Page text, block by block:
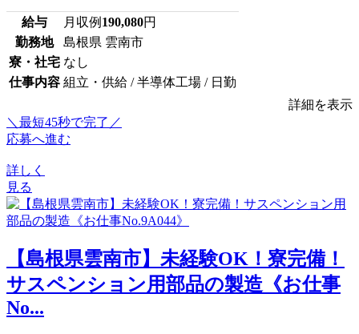
給与 月収例 190,080円
勤務地
島根県 雲南市
寮・社宅 なし
仕事内容 組立・供給 / 半導体工場 / 日勤
詳細を表示
＼最短45秒で完了／
応募へ進む
詳しく
見る
【島根県雲南市】未経験OK！寮完備！
サスペンション用部品の製造《お仕事
No...